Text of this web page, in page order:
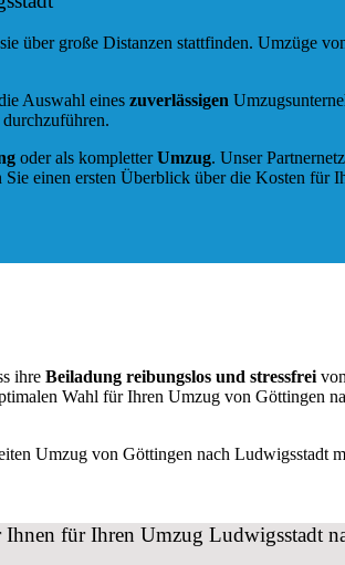
über große Distanzen stattfinden. Umzüge
Auswahl eines zuverlässigen
oder als kompletterUmzug. Unser
Sie einen ersten Überblick über die Kosten für
ihre Beiladung reibungslos und stressfrei
Wahl für Ihren Umzug von Göttingen
Umzug von Göttingen nach Ludwigsstadt
Ihnen für Ihren Umzug Ludwigsstadt